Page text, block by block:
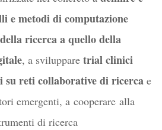
e metodi di computazione
ricerca a quello della
, a sviluppare trial clinici
su reti collaborative di ricercae
emergenti, a cooperare alla
di ricerca